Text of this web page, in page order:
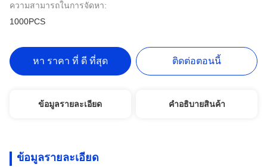
ความสามารถในการจัดหา:
1000PCS
หา ราคา ที่ ดี ที่สุด ติดต่อตอนนี้
ข้อมูลรายละเอียด คําอธิบายสินค้า
ข้อมูลรายละเอียด